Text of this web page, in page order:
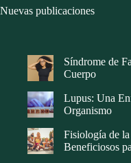
Nuevas publicaciones
Síndrome de
Cuerpo
Lupus: Una
Organismo
Fisiología de
Beneficiosos